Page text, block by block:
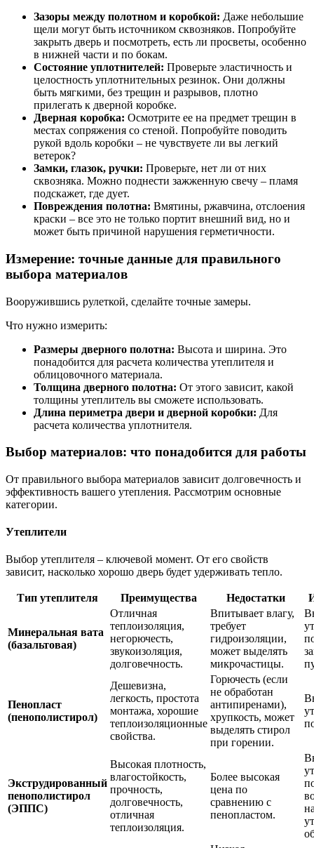
Зазоры между полотном и коробкой: Даже небольшие
щели могут быть источником сквозняков. Попробуйте
закрыть дверь и посмотреть, есть ли просветы, особенно
в нижней части и по бокам.
Состояние уплотнителей: Проверьте эластичность и
целостность уплотнительных резинок. Они должны
быть мягкими, без трещин и разрывов, плотно
прилегать к дверной коробке.
Дверная коробка: Осмотрите ее на предмет трещин в
местах сопряжения со стеной. Попробуйте поводить
рукой вдоль коробки – не чувствуете ли вы легкий
ветерок?
Замки, глазок, ручки: Проверьте, нет ли от них
сквозняка. Можно поднести зажженную свечу – пламя
подскажет, где дует.
Повреждения полотна: Вмятины, ржавчина, отслоения
краски – все это не только портит внешний вид, но и
может быть причиной нарушения герметичности.
Измерение: точные данные для правильного
выбора материалов
Вооружившись рулеткой, сделайте точные замеры.
Что нужно измерить:
Размеры дверного полотна: Высота и ширина. Это
понадобится для расчета количества утеплителя и
облицовочного материала.
Толщина дверного полотна: От этого зависит, какой
толщины утеплитель вы сможете использовать.
Длина периметра двери и дверной коробки: Для
расчета количества уплотнителя.
Выбор материалов: что понадобится для работы
От правильного выбора материалов зависит долговечность и
эффективность вашего утепления. Рассмотрим основные
категории.
Утеплители
Выбор утеплителя – ключевой момент. От его свойств
зависит, насколько хорошо дверь будет удерживать тепло.
Тип утеплителя Преимущества Недостатки
Минеральная вата
(базальтовая)
Отличная
теплоизоляция,
негорючесть,
звукоизоляция,
долговечность.
Впитывает влагу,
требует
гидроизоляции,
может выделять
микрочастицы.
Пенопласт
(пенополистирол)
Дешевизна,
легкость, простота
монтажа, хорошие
теплоизоляционные
свойства.
Горючесть (если
не обработан
антипиренами),
хрупкость, может
выделять стирол
при горении.
Экструдированный
пенополистирол
(ЭППС)
Высокая плотность,
влагостойкость,
прочность,
долговечность,
отличная
теплоизоляция.
Более высокая
цена по
сравнению с
пенопластом.